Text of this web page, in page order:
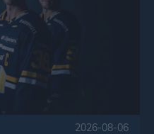
2026-08-06